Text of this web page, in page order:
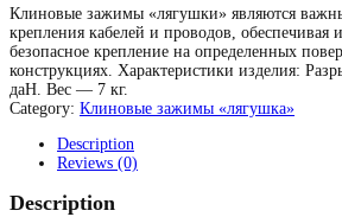
Клиновые зажимы «лягушки» являются
крепления кабелей и проводов, обеспечивая
безопасное крепление на определенных
конструкциях. Характеристики изделия:
даН. Вес — 7 кг.
Category: Клиновые зажимы «лягушка»
Description
Reviews (0)
Description